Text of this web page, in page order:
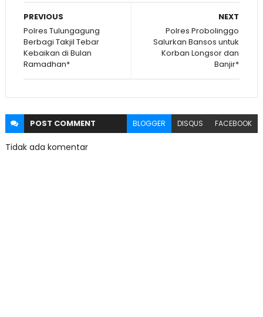
NEXT
Polres Probolinggo
Salurkan Bansos untuk
Korban Longsor dan
Banjir*
PREVIOUS
Polres Tulungagung
Berbagi Takjil Tebar
Kebaikan di Bulan
Ramadhan*
POST COMMENT BLOGGER DISQUS FACEBOOK
Tidak ada komentar